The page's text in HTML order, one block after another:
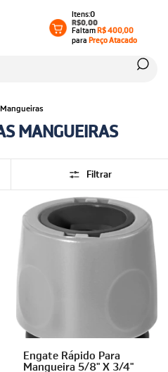
0
R$0,00
FaltamR$ 400,00
paraPreço Atacado
MANGUEIRAS
Filtrar
Engate Rápido Para
Mangueira 5/8" X 3/4"